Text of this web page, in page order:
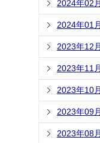
2024年02月
2024年01月
2023年12月
2023年11月
2023年10月
2023年09月
2023年08月